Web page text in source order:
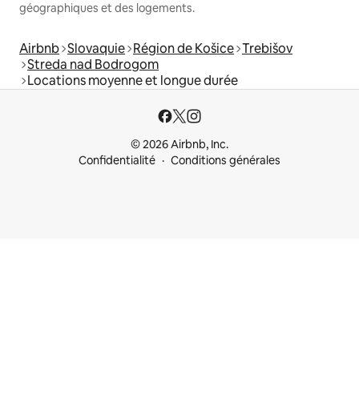
géographiques et des logements.
Airbnb Slovaquie Région de Košice Trebišov
Streda nad Bodrogom
Locations moyenne et longue durée
© 2026 Airbnb, Inc.
Confidentialité
Conditions générales